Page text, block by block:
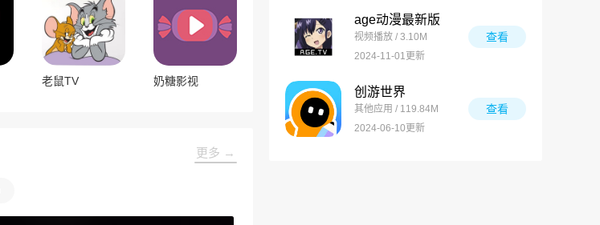
老鼠TV 奶糖影视
更多 →
age动漫最新版
视频播放 / 3.10M
2024-11-01更新
查看
创游世界
其他应用 / 119.84M
2024-06-10更新
查看